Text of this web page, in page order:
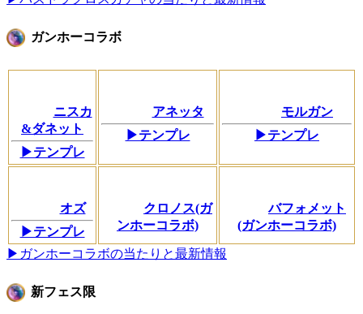
ガンホーコラボ
ニスカ
&ダネット
▶テンプレ
アネッタ
▶テンプレ
モルガン
▶テンプレ
オズ
▶テンプレ
クロノス(ガ
ンホーコラボ)
バフォメット
(ガンホーコラボ)
▶ガンホーコラボの当たりと最新情報
新フェス限